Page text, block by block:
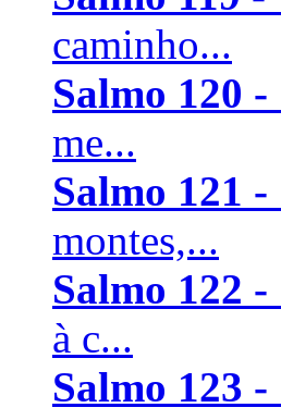
caminho...
Salmo 120 -
me...
Salmo 121 -
montes,...
Salmo 122 -
à c...
Salmo 123 -